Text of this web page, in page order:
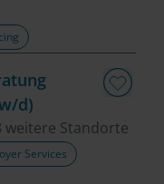
d)
weitere Standorte
Services